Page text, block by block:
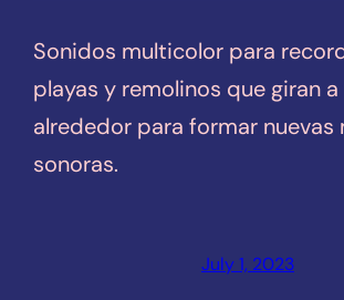
Sonidos multicolor para
playas y remolinos que giran
alrededor para formar nuevas
sonoras.
July 1, 2023